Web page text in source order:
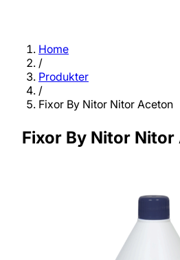
Home
/
Produkter
/
Fixor By Nitor Nitor Aceton
Fixor By Nitor Nitor